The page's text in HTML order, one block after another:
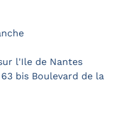
l'Ile de Nantes
bis Boulevard de la